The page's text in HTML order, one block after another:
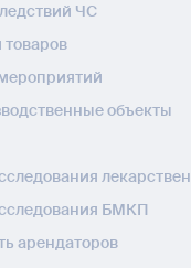
ЧС
объекты
БМКП
арендаторов